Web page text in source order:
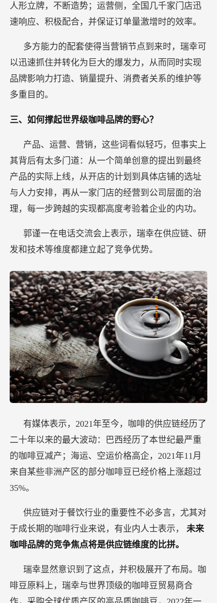
人形立牌，不断造势；运营侧，全国几千家门店迅
速响应、积极配合，并保证订单量激增时的效率。
多方能力的配套使得当营销节点到来时，瑞幸可
以迅速抓住并转化为巨大的爆发力，从而同时实现
品牌影响力打造、销量提升、消费者关系的维护等
多重目的。
三、如何撑起世界级咖啡品牌的野心？
产品、运营、营销，这些词看似轻巧，但事实上
其背后有太多门道：从一个简单创意的提出到最终
产品的实际上线，从开店的计划到具体店铺的选址
与人力安排，再从一家门店的经营到公司层面的治
理，每一步跨越的实现都高度考验着企业的内功。
郭谨一在电话交流会上表示，瑞幸在供应链、研
发和技术等维度都建立起了竞争优势。
有媒体表示，2021年至今，咖啡的供应链经历了
二十年以来的最大波动：巴西经历了本世纪最严重
的咖啡豆减产；海运、空运价格高企，2021年11月
来自某些非洲产区的部分咖啡豆已经价格上涨超过
35%。
供应链对于餐饮行业的重要性不必多言，尤其对
于成长期的咖啡行业来说，有业内人士表示， 未来
咖啡品牌的竞争焦点将是供应链维度的比拼。
瑞幸显然意识到了这点，并积极展开了布局。咖
啡豆原料上，瑞幸与世界顶级的咖啡豆贸易商合